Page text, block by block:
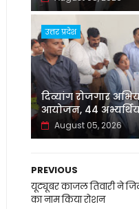
उत्तर प्रदेश
दिव्यांग रोजगार
आयोजन, 44
August 05, 2026
PREVIOUS
यूट्यूबर काजल तिवारी ने
का नाम किया रोशन